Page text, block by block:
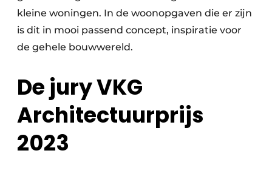
kleine woningen. In de woonopgaven die er zijn
is dit in mooi passend concept, inspiratie voor
de gehele bouwwereld.
De jury VKG
Architectuurprijs
2023